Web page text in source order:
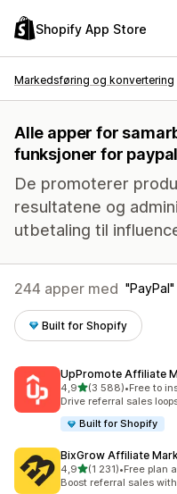
Shopify App Store
Markedsføring og konvertering
Alle apper for
funksjoner for paypal
De promoterer
resultatene og
utbetaling til
244 apper med PayPal
Built for Shopify
UpPromote Affiliate
4,9av 5 stjerner
(3 588)
Totalt 3588 omtaler
•Free to
Drive referral sales
Built for Shopify
BixGrow Affiliate
4,9av 5 stjerner
(1 231)
Totalt 1231 omtaler
•Free plan
Boost referral sales